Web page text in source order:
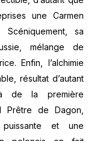
une Carmen
sa
mélange de
Enfin, l’alchimie
résultat d’autant
de la première
Prêtre de Dagon,
et une